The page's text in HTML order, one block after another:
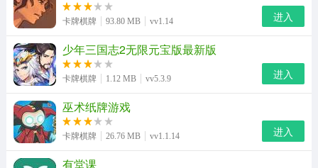
卡牌棋牌 93.80 MB vv1.14 进入
少年三国志2无限元宝版最新版
卡牌棋牌 1.12 MB vv5.3.9 进入
巫术纸牌游戏
卡牌棋牌 26.76 MB vv1.1.14 进入
有堂课